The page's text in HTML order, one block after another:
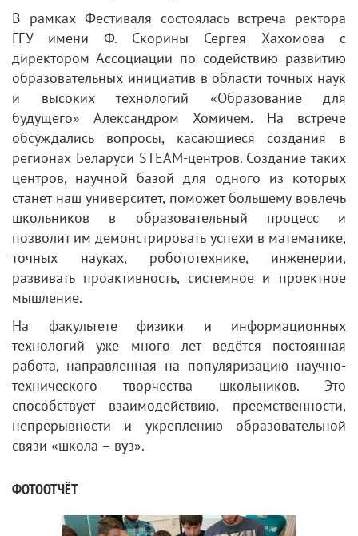
В рамках Фестиваля состоялась встреча ректора
ГГУ имени Ф. Скорины Сергея Хахомова с
директором Ассоциации по содействию развитию
образовательных инициатив в области точных наук
и высоких технологий «Образование для
будущего» Александром Хомичем. На встрече
обсуждались вопросы, касающиеся создания в
регионах Беларуси STEAM-центров. Создание таких
центров, научной базой для одного из которых
станет наш университет, поможет большему вовлечь
школьников в образовательный процесс и
позволит им демонстрировать успехи в математике,
точных науках, робототехнике, инженерии,
развивать проактивность, системное и проектное
мышление.
На факультете физики и информационных
технологий уже много лет ведётся постоянная
работа, направленная на популяризацию научно-
технического творчества школьников. Это
способствует взаимодействию, преемственности,
непрерывности и укреплению образовательной
связи «школа – вуз».
ФОТООТЧЁТ